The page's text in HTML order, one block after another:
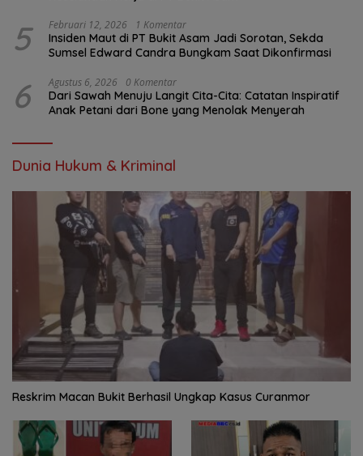
5 Februari 12, 2026 1 Komentar
Insiden Maut di PT Bukit Asam Jadi Sorotan, Sekda
Sumsel Edward Candra Bungkam Saat Dikonfirmasi
6 Agustus 6, 2026 0 Komentar
Dari Sawah Menuju Langit Cita-Cita: Catatan Inspiratif
Anak Petani dari Bone yang Menolak Menyerah
Dunia Hukum & Kriminal
Reskrim Macan Bukit Berhasil Ungkap Kasus Curanmor